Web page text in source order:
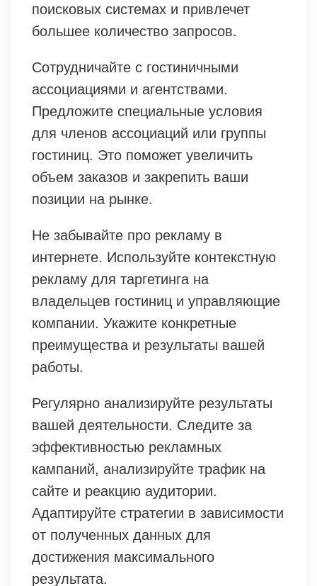
поисковых системах и привлечет
большее количество запросов.
Сотрудничайте с гостиничными
ассоциациями и агентствами.
Предложите специальные условия
для членов ассоциаций или группы
гостиниц. Это поможет увеличить
объем заказов и закрепить ваши
позиции на рынке.
Не забывайте про рекламу в
интернете. Используйте контекстную
рекламу для таргетинга на
владельцев гостиниц и управляющие
компании. Укажите конкретные
преимущества и результаты вашей
работы.
Регулярно анализируйте результаты
вашей деятельности. Следите за
эффективностью рекламных
кампаний, анализируйте трафик на
сайте и реакцию аудитории.
Адаптируйте стратегии в зависимости
от полученных данных для
достижения максимального
результата.